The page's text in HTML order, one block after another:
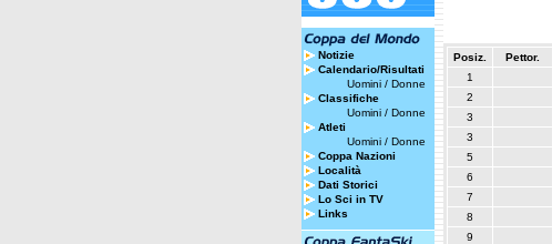
Notizie
Calendario/Risultati
Uomini / Donne
Classifiche
Uomini / Donne
Atleti
Uomini / Donne
Coppa Nazioni
Località
Dati Storici
Lo Sci in TV
Links
Posiz. Pettor.
1
2
3
3
5
6
7
8
9